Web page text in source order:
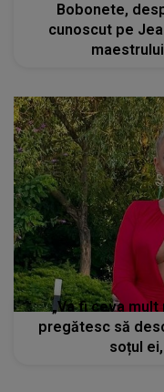
Bobonete,
cunoscut pe
„Va fi ceva
pregătesc să
soțul